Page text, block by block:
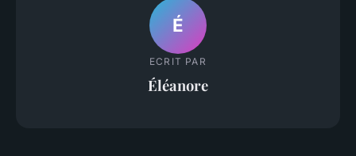
É
ECRIT PAR
Éléanore